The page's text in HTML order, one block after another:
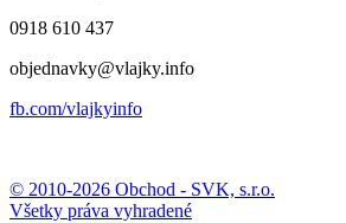
0918 610 437
objednavky@vlajky.info
fb.com/vlajkyinfo
© 2010-2026 Obchod - SVK, s.r.o.
Všetky práva vyhradené